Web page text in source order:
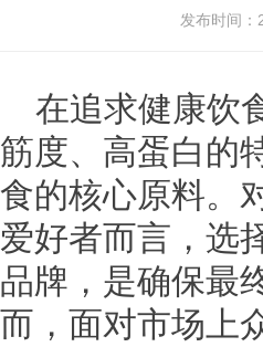
发布时间
在追求健康饮
筋度、高蛋白的
食的核心原料。
爱好者而言，选
品牌，是确保最
而，面对市场上